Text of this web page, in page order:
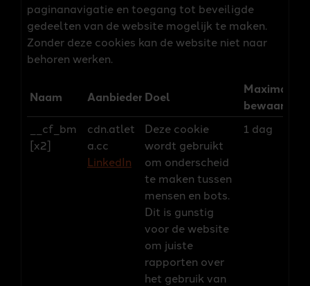
paginanavigatie en toegang tot beveiligde
gedeelten van de website mogelijk te maken.
Zonder deze cookies kan de website niet naar
behoren werken.
Naam Aanbieder Doel
Maximale
__cf_bm
[x2]
cdn.atlet
a.cc
LinkedIn
Deze cookie
wordt gebruikt
om onderscheid
te maken tussen
mensen en bots.
Dit is gunstig
voor de website
om juiste
rapporten over
het gebruik van
1 dag